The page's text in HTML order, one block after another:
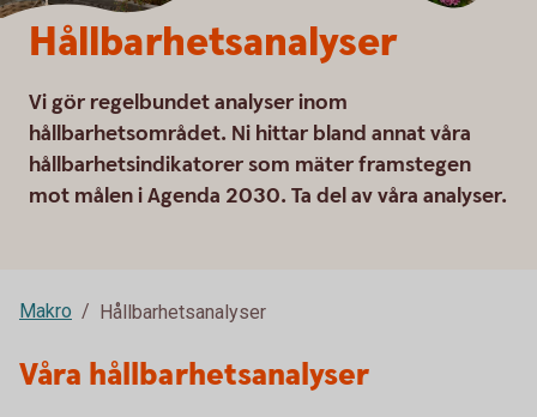
Hållbarhetsanalyser
Vi gör regelbundet analyser inom
hållbarhetsområdet. Ni hittar bland annat våra
hållbarhetsindikatorer som mäter framstegen
mot målen i Agenda 2030. Ta del av våra analyser.
Makro Hållbarhetsanalyser
Våra hållbarhetsanalyser